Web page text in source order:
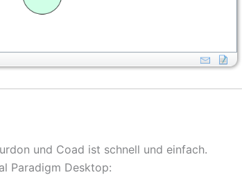
und Coad ist schnell und einfach.
Paradigm Desktop: